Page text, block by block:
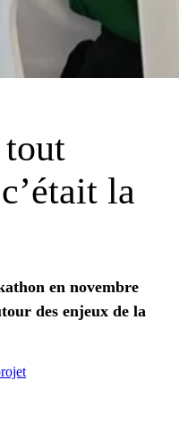
c’était la
en novembre
des enjeux de la